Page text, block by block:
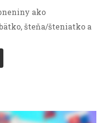
ako
šteňa/šteniatko a